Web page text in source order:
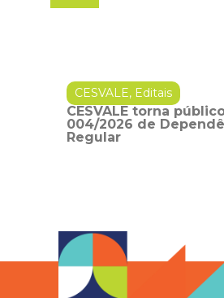
CESVALE, Editais
CESVALE torna
004/2026 de
Regular